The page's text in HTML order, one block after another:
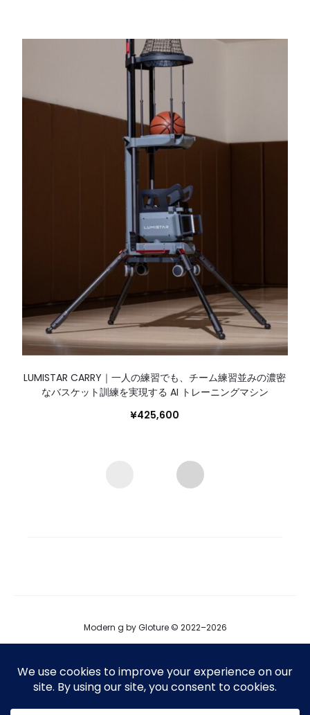
LUMISTAR CARRY｜一人の練習でも、チーム練習並みの濃密
なバスケット訓練を実現する AI トレーニングマシン
¥425,600
Modern g by Gloture © 2022–2026
運営会社